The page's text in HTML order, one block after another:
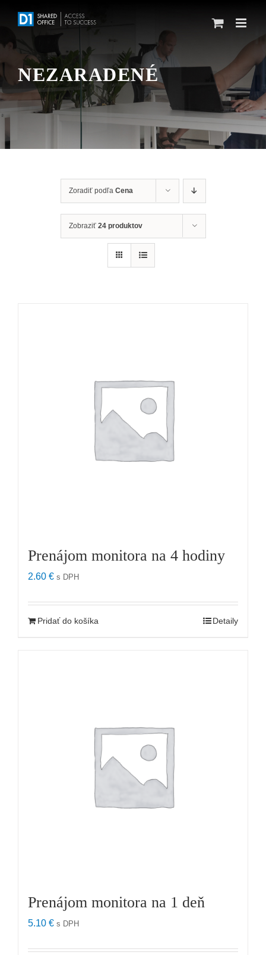
NEZARADENÉ
Zoradiť podľa Cena
Zobraziť 24 produktov
Prenájom monitora na 4 hodiny
2.60 € s DPH
Pridať do košíka Detaily
Prenájom monitora na 1 deň
5.10 € s DPH